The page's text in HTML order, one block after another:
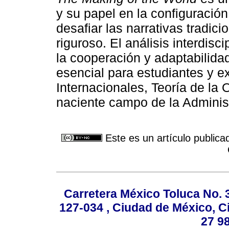
y su papel en la
desafiar las narrativas
riguroso. El análisis
la cooperación y
esencial para estudiantes y
Internacionales, Teoría de la
naciente campo de la
Este es un artículo
Carretera México Toluca No.
127-034 , Ciudad de México,
27